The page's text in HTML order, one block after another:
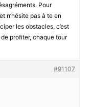
Pour
n’hésite pas à te en
les obstacles, c’est
profiter, chaque tour
#91107